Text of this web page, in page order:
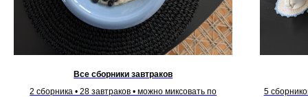
Все сборники завтраков
2 сборника • 28 завтраков • можно миксовать по
5